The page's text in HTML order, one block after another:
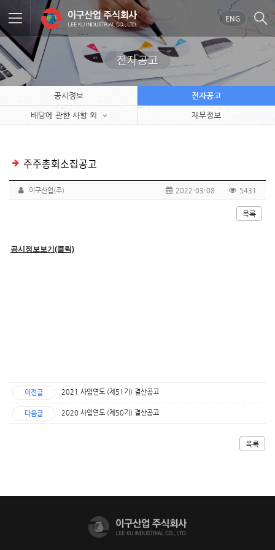
ENG
전자공고
공시정보 전자공고
배당에 관한 사항 외 재무정보
주주총회소집공고
이구산업(주) 2022-03-08 5431
목록
공시정보보기(클릭)
이전글 2021 사업연도 (제51기) 결산공고
다음글 2020 사업연도 (제50기) 결산공고
목록